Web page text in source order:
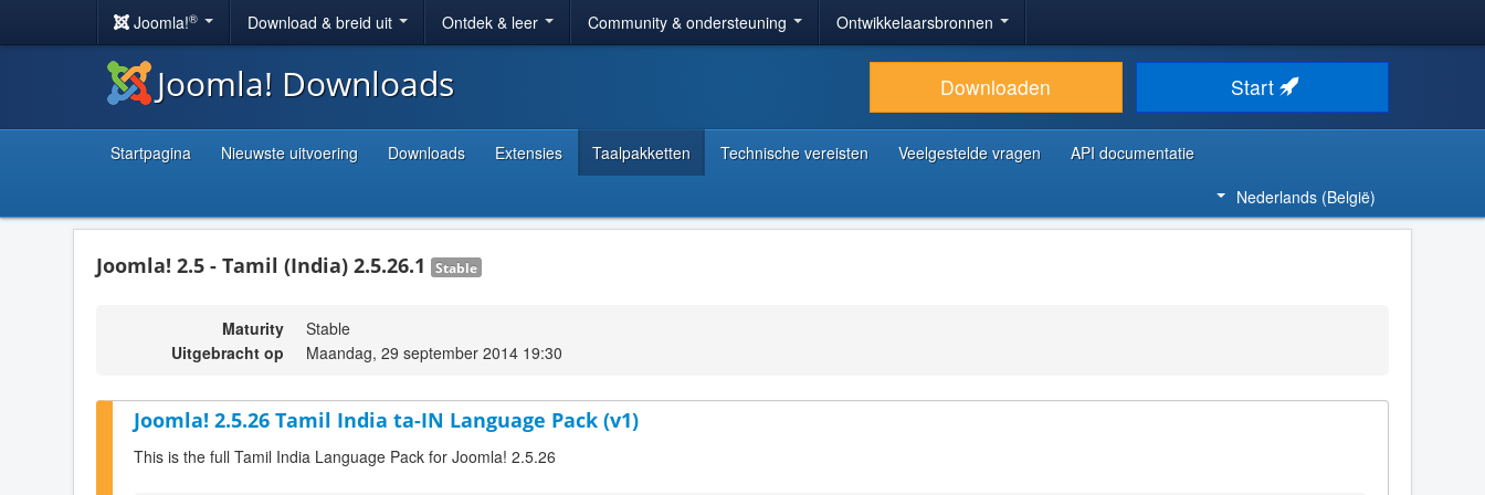
Joomla!® Download & breid uit Ontdek & leer Community & ondersteuning Ontwikkelaarsbronnen
Joomla! Downloads Downloaden Start
Startpagina Nieuwste uitvoering Downloads Extensies Taalpakketten Technische vereisten Veelgestelde vragen
API documentatie
Nederlands (België)
Joomla! 2.5 - Tamil (India) 2.5.26.1 Stable
Maturity
Stable
Uitgebracht op
Maandag, 29 september 2014 19:30
Joomla! 2.5.26 Tamil India ta-IN Language Pack (v1)
This is the full Tamil India Language Pack for Joomla! 2.5.26